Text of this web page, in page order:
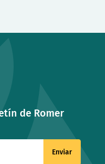
de Romer